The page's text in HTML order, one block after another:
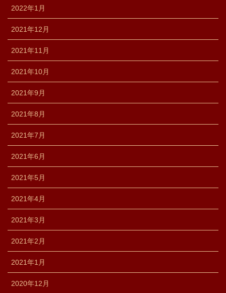
2022年1月
2021年12月
2021年11月
2021年10月
2021年9月
2021年8月
2021年7月
2021年6月
2021年5月
2021年4月
2021年3月
2021年2月
2021年1月
2020年12月